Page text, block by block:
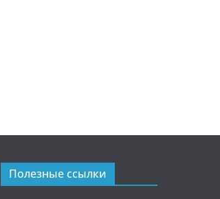
Полезные ссылки